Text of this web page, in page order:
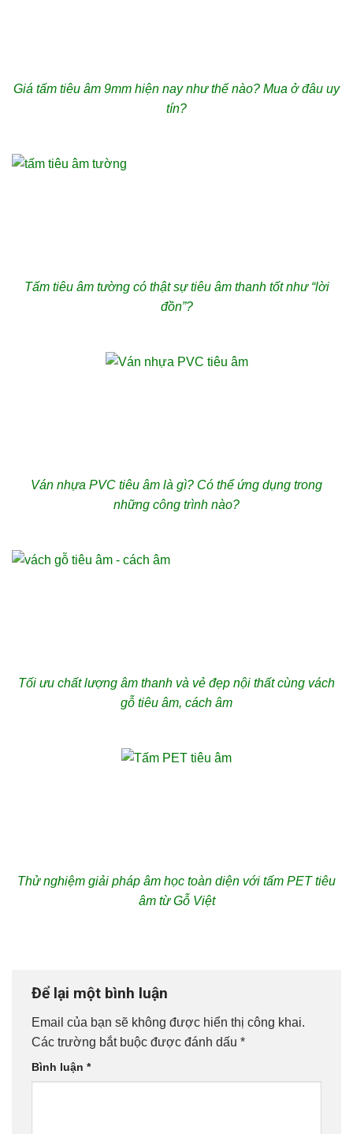
Giá tấm tiêu âm 9mm hiện nay như thế nào? Mua ở đâu uy
tín?
Tấm tiêu âm tường có thật sự tiêu âm thanh tốt như “lời
đồn”?
Ván nhựa PVC tiêu âm là gì? Có thể ứng dụng trong
những công trình nào?
Tối ưu chất lượng âm thanh và vẻ đẹp nội thất cùng vách
gỗ tiêu âm, cách âm
Thử nghiệm giải pháp âm học toàn diện với tấm PET tiêu
âm từ Gỗ Việt
Để lại một bình luận
Email của bạn sẽ không được hiển thị công khai.
Các trường bắt buộc được đánh dấu *
Bình luận *